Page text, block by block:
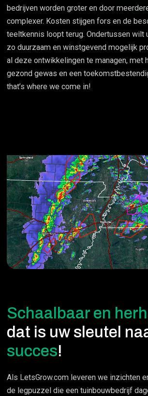
bedrijven worden groter en door
complexer. Kosten stijgen fors en de
teeltkennis loopt terug. Ondertussen wilt
zo duurzaam en winstgevend mogelijk
al deze ontwikkelingen te managen, met
gezond gewas en een
that’s where we come in!
Schaalbaar en
dat is uw sleutel
succes!
Als LetsGrow.com leveren we inzichten
de legpuzzel die een tuinbouwbedrijf